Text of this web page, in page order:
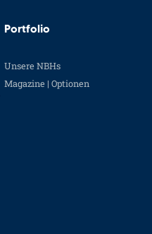
Portfolio
Unsere NBHs
Magazine | Optionen